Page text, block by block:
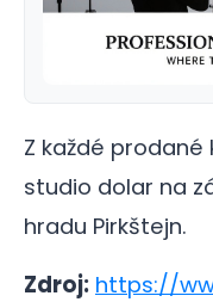
Z každé prodané
studio dolar na
hradu Pirkštejn.
Zdroj: https://